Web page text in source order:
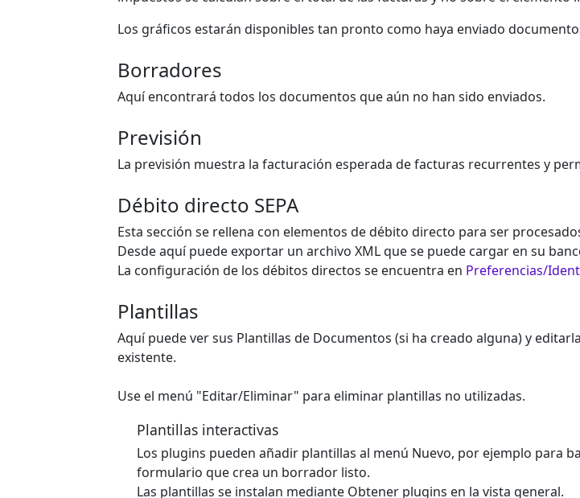
Los gráficos estarán disponibles tan pronto como haya enviado
Borradores
Aquí encontrará todos los documentos que aún no han sido enviados.
Previsión
La previsión muestra la facturación esperada de facturas recurrentes y
Débito directo SEPA
Esta sección se rellena con elementos de débito directo para ser
Desde aquí puede exportar un archivo XML que se puede cargar en su
La configuración de los débitos directos se encuentra en Preferencias/
Plantillas
Aquí puede ver sus Plantillas de Documentos (si ha creado alguna) y
existente.
Use el menú "Editar/Eliminar" para eliminar plantillas no utilizadas.
Plantillas interactivas
Los plugins pueden añadir plantillas al menú Nuevo, por ejemplo para
formulario que crea un borrador listo.
Las plantillas se instalan mediante Obtener plugins en la vista general.